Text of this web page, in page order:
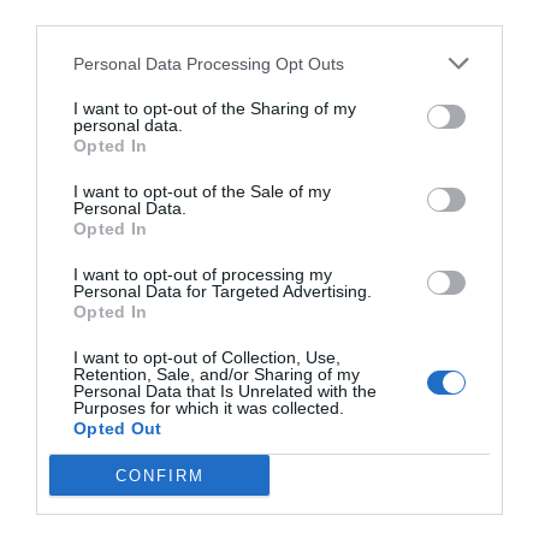
Personal Data Processing Opt Outs
I want to opt-out of the Sharing of my
personal data.
Opted In
I want to opt-out of the Sale of my
Personal Data.
Opted In
I want to opt-out of processing my
Personal Data for Targeted Advertising.
Opted In
I want to opt-out of Collection, Use,
Retention, Sale, and/or Sharing of my
Personal Data that Is Unrelated with the
Purposes for which it was collected.
Opted Out
CONFIRM
control.
El 23 de julio de 2023 le cambia el nombre, y pasa
a llamarse X.
No entiendo por qué tantas empresas y gobiernos
quieren tener mis datos y tan pocas quieren tener
mi confianza.